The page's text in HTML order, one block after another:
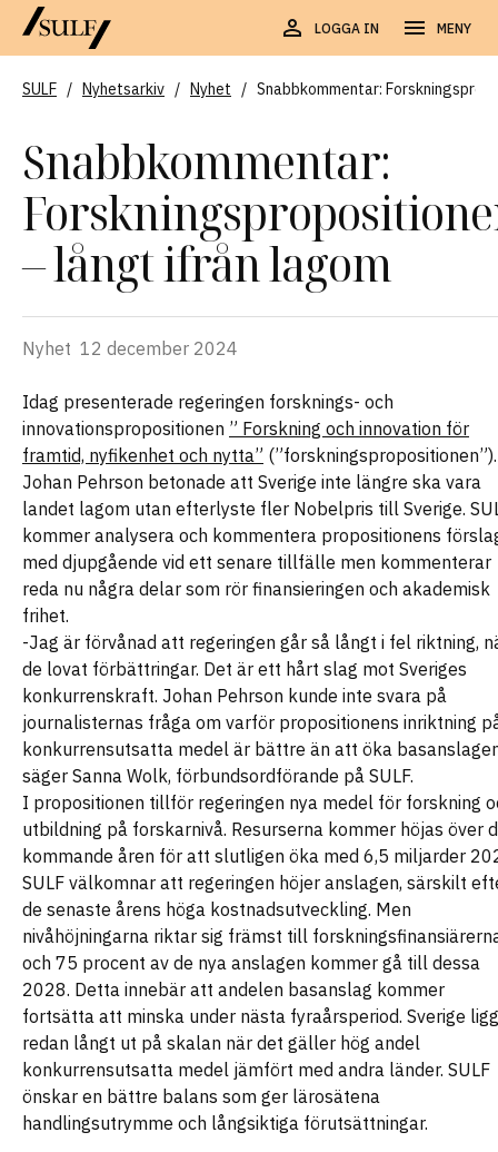
LOGGA IN MENY
SULF / Nyhetsarkiv / Nyhet / Snabbkommentar:
Snabbkommentar:
– långt ifrån lagom
Nyhet 12 december 2024
Idag presenterade regeringen forsknings- och
innovationspropositionen ” Forskning och innovation för
framtid, nyfikenhet och nytta” (”forskningspropositionen”).
Johan Pehrson betonade att Sverige inte längre ska vara
landet lagom utan efterlyste fler Nobelpris till Sverige.
kommer analysera och kommentera propositionens
med djupgående vid ett senare tillfälle men kommenterar
reda nu några delar som rör finansieringen och akademisk
frihet.
-Jag är förvånad att regeringen går så långt i fel riktning,
de lovat förbättringar. Det är ett hårt slag mot Sveriges
konkurrenskraft. Johan Pehrson kunde inte svara på
journalisternas fråga om varför propositionens inriktning
konkurrensutsatta medel är bättre än att öka
säger Sanna Wolk, förbundsordförande på SULF.
I propositionen tillför regeringen nya medel för forskning
utbildning på forskarnivå. Resurserna kommer höjas över
kommande åren för att slutligen öka med 6,5 miljarder
SULF välkomnar att regeringen höjer anslagen, särskilt
de senaste årens höga kostnadsutveckling. Men
nivåhöjningarna riktar sig främst till
och 75 procent av de nya anslagen kommer gå till dessa
2028. Detta innebär att andelen basanslag kommer
fortsätta att minska under nästa fyraårsperiod. Sverige
redan långt ut på skalan när det gäller hög andel
konkurrensutsatta medel jämfört med andra länder. SULF
önskar en bättre balans som ger lärosätena
handlingsutrymme och långsiktiga förutsättningar.